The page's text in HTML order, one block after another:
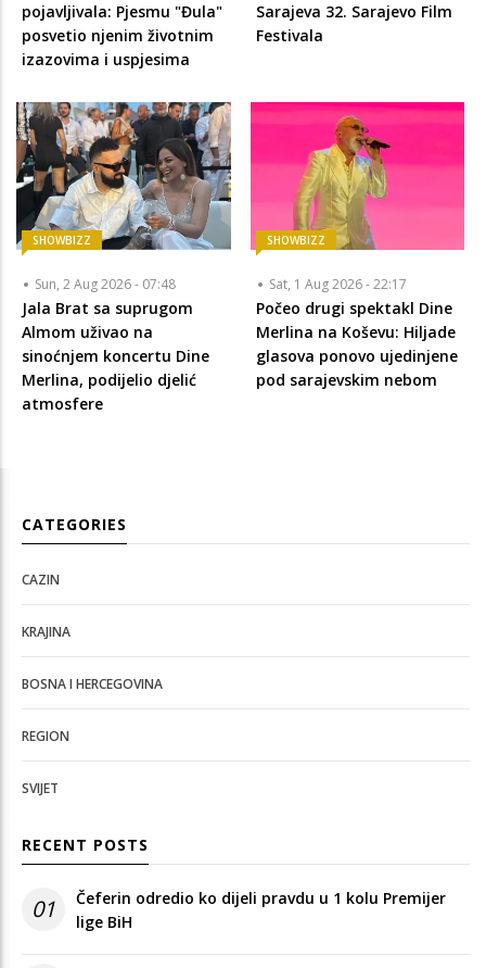
pojavljivala: Pjesmu "Đula"
posvetio njenim životnim
izazovima i uspjesima
Sarajeva 32. Sarajevo Film
Festivala
SHOWBIZZ
Sun, 2 Aug 2026 - 07:48
Jala Brat sa suprugom
Almom uživao na
sinoćnjem koncertu Dine
Merlina, podijelio djelić
atmosfere
SHOWBIZZ
Sat, 1 Aug 2026 - 22:17
Počeo drugi spektakl Dine
Merlina na Koševu: Hiljade
glasova ponovo ujedinjene
pod sarajevskim nebom
CATEGORIES
CAZIN
KRAJINA
BOSNA I HERCEGOVINA
REGION
SVIJET
RECENT POSTS
01
Čeferin odredio ko dijeli pravdu u 1 kolu Premijer
lige BiH